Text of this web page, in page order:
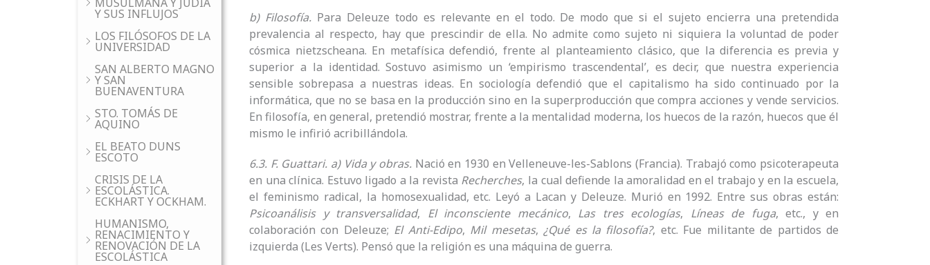
Y SUS INFLUJOS
LOS FILÓSOFOS DE LA
UNIVERSIDAD
SAN ALBERTO MAGNO
Y SAN
BUENAVENTURA
STO. TOMÁS DE
AQUINO
EL BEATO DUNS
ESCOTO
CRISIS DE LA
ESCOLÁSTICA.
ECKHART Y OCKHAM.
HUMANISMO,
RENACIMIENTO Y
RENOVACIÓN DE LA
ESCOLÁSTICA
b) Filosofía.Para Deleuze todo es relevante en el todo. De modo que si el sujeto encierra una pretendida
prevalencia al respecto, hay que prescindir de ella. No admite como sujeto ni siquiera la voluntad de poder
cósmica nietzscheana. En metafísica defendió, frente al planteamiento clásico, que la diferencia es previa y
superior a la identidad. Sostuvo asimismo un ‘empirismo trascendental’, es decir, que nuestra experiencia
sensible sobrepasa a nuestras ideas. En sociología defendió que el capitalismo ha sido continuado por la
informática, que no se basa en la producción sino en la superproducción que compra acciones y vende servicios.
En filosofía, en general, pretendió mostrar, frente a la mentalidad moderna, los huecos de la razón, huecos que él
mismo le infirió acribillándola.
6.3. F. Guattari. a) Vida y obras. Nació en 1930 en Velleneuve-les-Sablons (Francia). Trabajó como psicoterapeuta
en una clínica. Estuvo ligado a la revista Recherches, la cual defiende la amoralidad en el trabajo y en la escuela,
el feminismo radical, la homosexualidad, etc. Leyó a Lacan y Deleuze. Murió en 1992. Entre sus obras están:
Psicoanálisis y transversalidad, El inconsciente mecánico, Las tres ecologías, Líneas de fuga, etc., y en
colaboración con Deleuze; El Anti-Edipo, Mil mesetas,¿Qué es la filosofía?, etc. Fue militante de partidos de
izquierda (Les Verts). Pensó que la religión es una máquina de guerra.